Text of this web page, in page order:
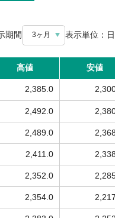
期間 3ヶ月 表示単位： 日
高値 安値
2,385.0
2,492.0
2,489.0
2,411.0
2,352.0
2,354.0